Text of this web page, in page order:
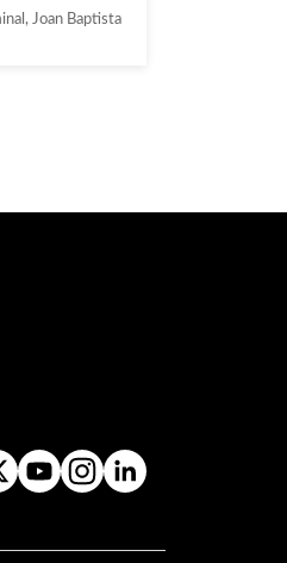
Joan Baptista